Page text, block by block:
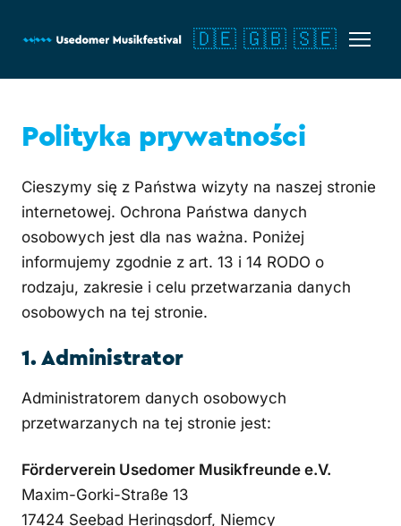
🇩🇪 🇬🇧 🇸🇪
Polityka prywatności
Cieszymy się z Państwa wizyty na naszej stronie
internetowej. Ochrona Państwa danych
osobowych jest dla nas ważna. Poniżej
informujemy zgodnie z art. 13 i 14 RODO o
rodzaju, zakresie i celu przetwarzania danych
osobowych na tej stronie.
1. Administrator
Administratorem danych osobowych
przetwarzanych na tej stronie jest:
Förderverein Usedomer Musikfreunde e.V.
Maxim-Gorki-Straße 13
17424 Seebad Heringsdorf, Niemcy